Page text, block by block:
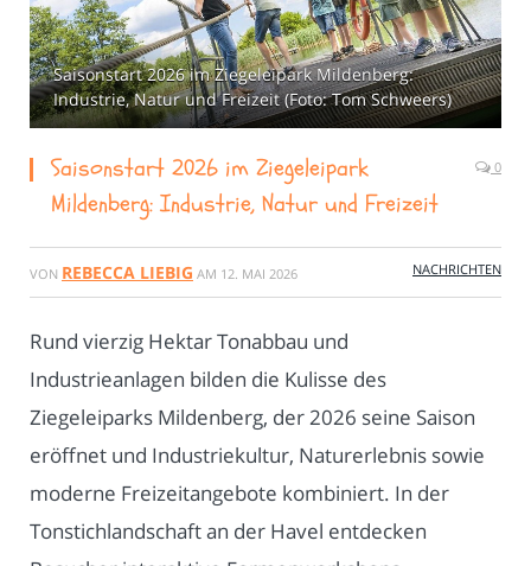
Saisonstart 2026 im Ziegeleipark Mildenberg:
Industrie, Natur und Freizeit (Foto: Tom Schweers)
Saisonstart 2026 im Ziegeleipark
Mildenberg: Industrie, Natur und Freizeit
0
VON REBECCA LIEBIG AM 12. MAI 2026 NACHRICHTEN
Rund vierzig Hektar Tonabbau und
Industrieanlagen bilden die Kulisse des
Ziegeleiparks Mildenberg, der 2026 seine Saison
eröffnet und Industriekultur, Naturerlebnis sowie
moderne Freizeitangebote kombiniert. In der
Tonstichlandschaft an der Havel entdecken